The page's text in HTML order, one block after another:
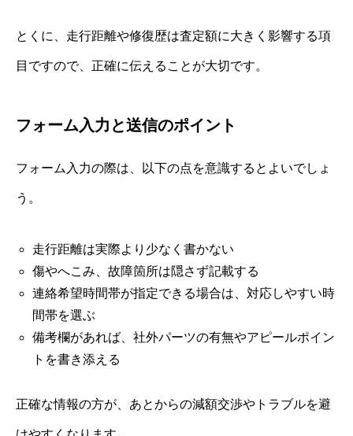
とくに、走行距離や修復歴は査定額に大きく影響する項
目ですので、正確に伝えることが大切です。
フォーム入力と送信のポイント
フォーム入力の際は、以下の点を意識するとよいでしょ
う。
走行距離は実際より少なく書かない
傷やへこみ、故障箇所は隠さず記載する
連絡希望時間帯が指定できる場合は、対応しやすい時
間帯を選ぶ
備考欄があれば、社外パーツの有無やアピールポイン
トを書き添える
正確な情報の方が、あとからの減額交渉やトラブルを避